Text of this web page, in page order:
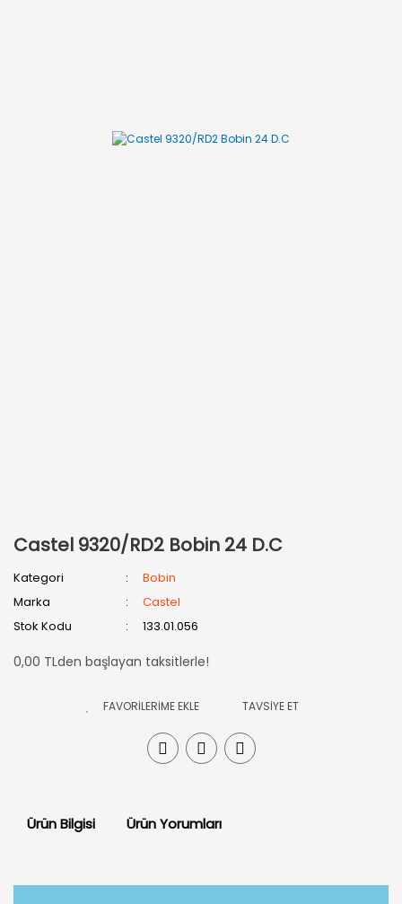
Castel 9320/RD2 Bobin 24 D.C
Kategori
Bobin
Marka
Castel
Stok Kodu
133.01.056
0,00 TLden başlayan taksitlerle!
TAVSİYE ET
Ürün Bilgisi Ürün Yorumları